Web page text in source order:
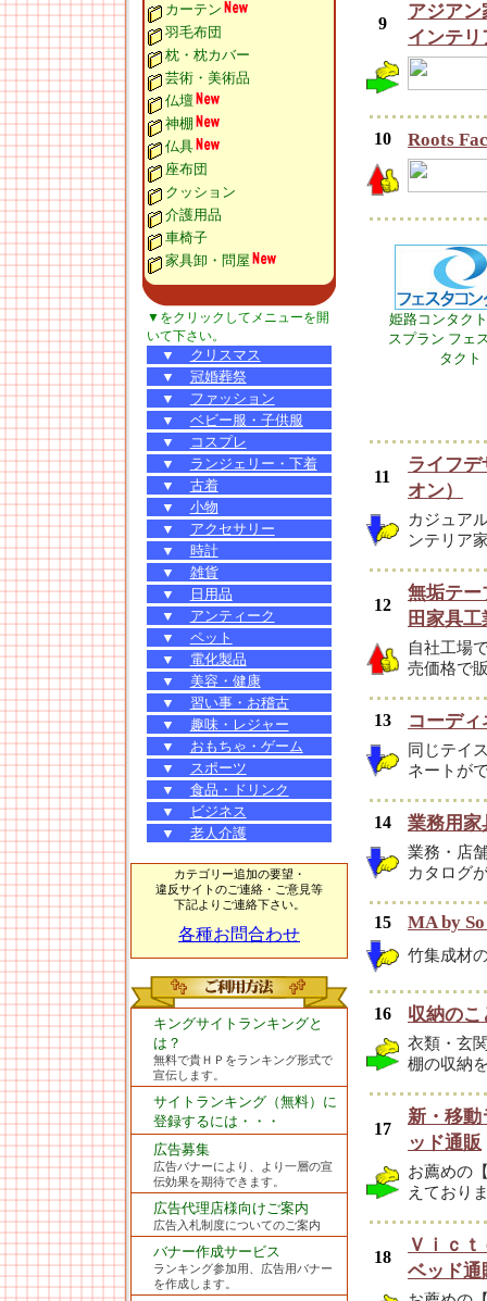
カーテン
羽毛布団
枕・枕カバー
芸術・美術品
仏壇
神棚
仏具
座布団
クッション
介護用品
車椅子
家具卸・問屋
▼をクリックしてメニューを開
いて下さい。
▼
クリスマス
▼
冠婚葬祭
▼
ファッション
▼
ベビー服・子供服
▼
コスプレ
▼
ランジェリー・下着
▼
古着
▼
小物
▼
アクセサリー
▼
時計
▼
雑貨
▼
日用品
▼
アンティーク
▼
ペット
▼
電化製品
▼
美容・健康
▼
習い事・お稽古
▼
趣味・レジャー
▼
おもちゃ・ゲーム
▼
スポーツ
▼
食品・ドリンク
▼
ビジネス
▼
老人介護
カテゴリー追加の要望・
違反サイトのご連絡・ご意見等
下記よりご連絡下さい。
各種お問合わせ
キングサイトランキングと
は？
無料で貴ＨＰをランキング形式で
宣伝します。
サイトランキング（無料）に
登録するには・・・
広告募集
広告バナーにより、より一層の宣
伝効果を期待できます。
広告代理店様向けご案内
広告入札制度についてのご案内
バナー作成サービス
ランキング参加用、広告用バナー
を作成します。
9
アジア
インテ
10 Roots
姫路コンタク
スプラン フェ
タクト
11
ライフ
オン）
カジュア
ンテリア
12
無垢テー
田家具工
自社工場
売価格で
13 コーデ
同じテイ
ネートが
14 業務用家
業務・店
カタログ
15 MA by So
竹集成材
16 収納の
衣類・玄
棚の収納
17
新・移動
ッド通販
お薦めの
えており
18
Ｖｉｃ
ベッド通